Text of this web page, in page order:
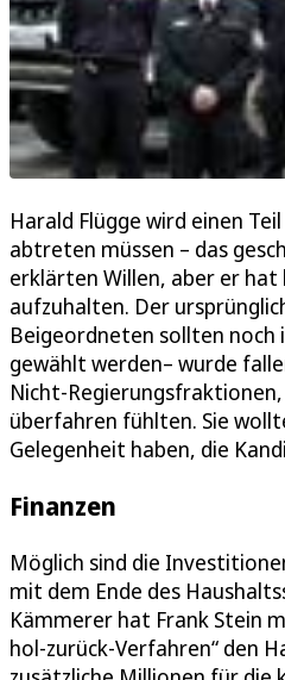
Harald Flügge wird einen
abtreten müssen – das
erklärten Willen, aber er
aufzuhalten. Der
Beigeordneten sollten noch
gewählt werden– wurde
Nicht-Regierungsfraktionen,
überfahren fühlten. Sie
Gelegenheit haben, die
Finanzen
Möglich sind die
mit dem Ende des
Kämmerer hat Frank Stein
hol-zurück-Verfahren“ den